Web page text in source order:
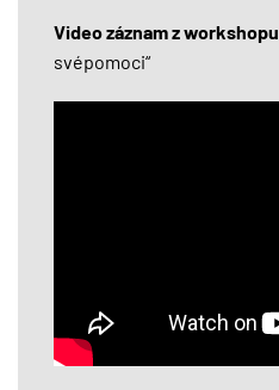
Video záznam z workshopu
svépomoci“